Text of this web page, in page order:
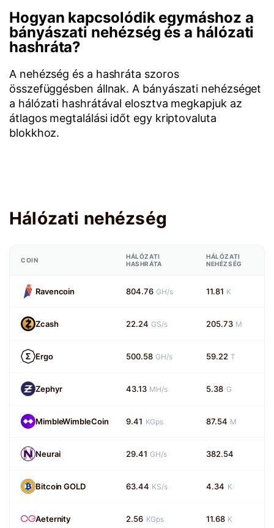
Hogyan kapcsolódik egymáshoz a
bányászati nehézség és a hálózati
hashráta?
A nehézség és a hashráta szoros
összefüggésben állnak. A bányászati nehézséget
a hálózati hashrátával elosztva megkapjuk az
átlagos megtalálási időt egy kriptovaluta
blokkhoz.
Hálózati nehézség
COIN
HÁLÓZATI
HASHRÁTA
HÁLÓZATI
NEHÉZSÉG
Ravencoin 804.76 GH/s 11.81 K
Zcash 22.24 GS/s 205.73 M
Ergo 500.58 GH/s 59.22 T
Zephyr 43.13 MH/s 5.38 G
MimbleWimbleCoin 9.41 KGps 87.54 M
Neurai 29.41 GH/s 382.54
Bitcoin GOLD 63.44 KS/s 4.34 K
Aeternity 2.56 KGps 11.68 K